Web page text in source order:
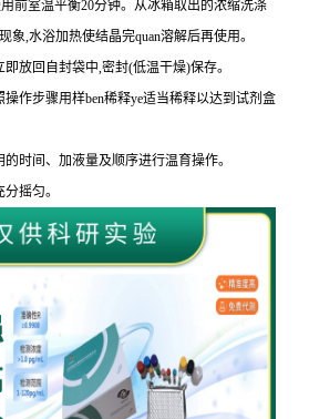
前室温平衡20分钟。从冰箱取出的浓缩洗涤
象,水浴加热使结晶完quan溶解后再使用。
即放回自封袋中,密封(低温干燥)保存。
操作步骤用样ben稀释ye适当稀释以达到试剂盒
时间、加液量及顺序进行温育操作。
摇匀。